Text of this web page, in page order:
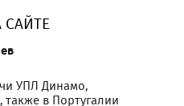
УПЛ Динамо,
в Португалии